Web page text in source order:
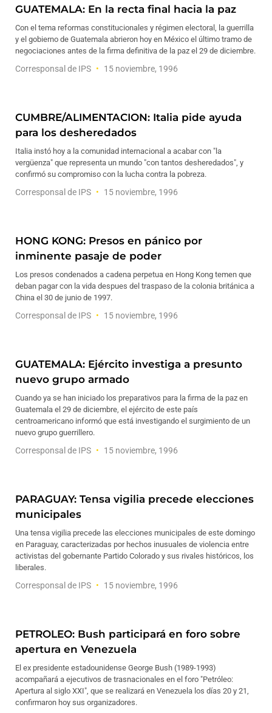
GUATEMALA: En la recta final hacia la paz
Con el tema reformas constitucionales y régimen electoral, la guerrilla
y el gobierno de Guatemala abrieron hoy en México el último tramo de
negociaciones antes de la firma definitiva de la paz el 29 de diciembre.
Corresponsal de IPS 15 noviembre, 1996
CUMBRE/ALIMENTACION: Italia pide ayuda
para los desheredados
Italia instó hoy a la comunidad internacional a acabar con "la
vergüenza" que representa un mundo "con tantos desheredados", y
confirmó su compromiso con la lucha contra la pobreza.
Corresponsal de IPS 15 noviembre, 1996
HONG KONG: Presos en pánico por
inminente pasaje de poder
Los presos condenados a cadena perpetua en Hong Kong temen que
deban pagar con la vida despues del traspaso de la colonia británica a
China el 30 de junio de 1997.
Corresponsal de IPS 15 noviembre, 1996
GUATEMALA: Ejército investiga a presunto
nuevo grupo armado
Cuando ya se han iniciado los preparativos para la firma de la paz en
Guatemala el 29 de diciembre, el ejército de este país
centroamericano informó que está investigando el surgimiento de un
nuevo grupo guerrillero.
Corresponsal de IPS 15 noviembre, 1996
PARAGUAY: Tensa vigilia precede elecciones
municipales
Una tensa vigilia precede las elecciones municipales de este domingo
en Paraguay, caracterizadas por hechos inusuales de violencia entre
activistas del gobernante Partido Colorado y sus rivales históricos, los
liberales.
Corresponsal de IPS 15 noviembre, 1996
PETROLEO: Bush participará en foro sobre
apertura en Venezuela
El ex presidente estadounidense George Bush (1989-1993)
acompañará a ejecutivos de trasnacionales en el foro "Petróleo:
Apertura al siglo XXI", que se realizará en Venezuela los días 20 y 21,
confirmaron hoy sus organizadores.